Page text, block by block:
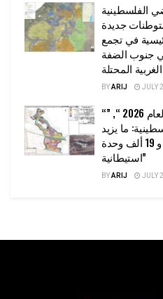
الفلسطينية
جديدة
في تجمع
جنوب الضفة
الغربية المحتلة
BYARIJ JULY
“حتى النصف الأول من العام 2026 “, ”
ما يزيد
عن 22 ألف دونم مستهدفة و 19 ألف وحدة
استيطانية”
BYARIJ JULY